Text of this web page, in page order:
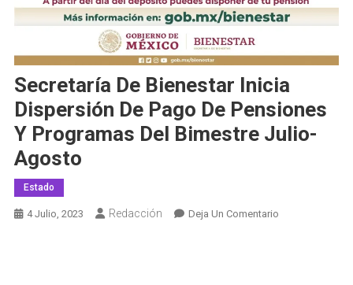
Secretaría De Bienestar Inicia
Dispersión De Pago De Pensiones
Y Programas Del Bimestre Julio-
Agosto
Estado
4 Julio, 2023 Redacción Deja Un ComentarioEn